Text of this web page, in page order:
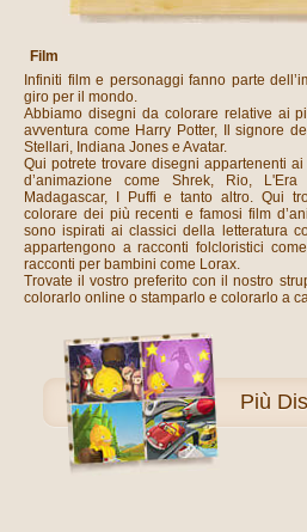
Film
Infiniti film e personaggi fanno parte
giro per il mondo.
Abbiamo disegni da colorare relative ai
avventura come Harry Potter, Il signore
Stellari, Indiana Jones e Avatar.
Qui potrete trovare disegni appartenenti
d’animazione come Shrek, Rio,
Madagascar, I Puffi e tanto altro. Qui
colorare dei più recenti e famosi film
sono ispirati ai classici della letteratura
appartengono a racconti folcloristici
racconti per bambini come Lorax.
Trovate il vostro preferito con il nostro
colorarlo online o stamparlo e colorarlo a
Più